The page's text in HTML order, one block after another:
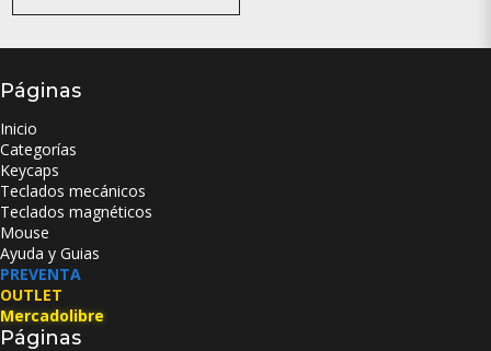
Páginas
Inicio
Categorías
Keycaps
Teclados mecánicos
Teclados magnéticos
Mouse
Ayuda y Guias
PREVENTA
OUTLET
Mercadolibre
Páginas